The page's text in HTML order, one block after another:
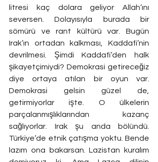
litresi kaç dolara geliyor Allah’ını
seversen. Dolayısıyla burada bir
sömürü ve rant kültürü var. Bugün
Irak’ın ortadan kalkması, Kaddafi’nin
devrilmesi. Şimdi Kaddafi’den halk
şikayetçimiydi? Demokrasi getireceğiz
diye ortaya atılan bir oyun var.
Demokrasi gelsin güzel de,
getirmiyorlar işte. O ülkelerin
parçalanmışlıklarından kazanç
sağlıyorlar. Irak şu anda bölündü.
Türkiye’de etnik çatışma yoktu. Bende
lazım ona bakarsan. Lazistan kuralım